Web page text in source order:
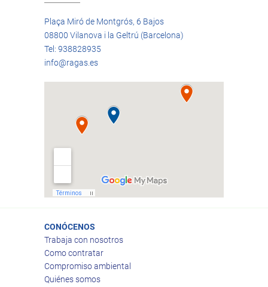
Plaça Miró de Montgrós, 6 Bajos
08800 Vilanova i la Geltrú (Barcelona)
Tel: 938828935
info@ragas.es
CONÓCENOS
Trabaja con nosotros
Como contratar
Compromiso ambiental
Quiénes somos